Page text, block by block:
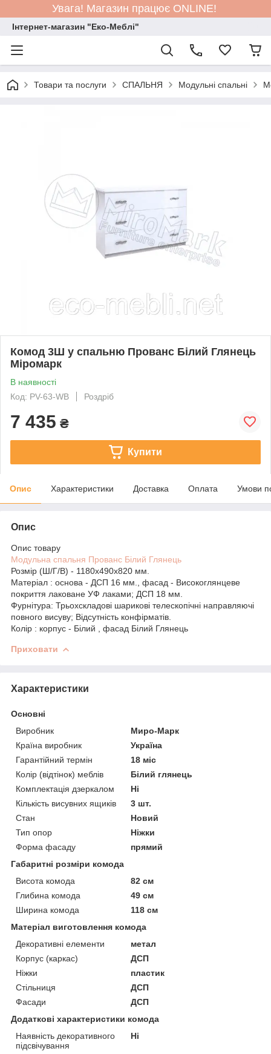
Увага! Магазин працює ONLINE!
Інтернет-магазин "Еко-Меблі"
Товари та послуги СПАЛЬНЯ Модульні спальні
Комод 3Ш у спальню Прованс Білий Глянець
Міромарк
В наявності
Код: PV-63-WB
Роздріб
7 435 ₴
Купити
Опис Характеристики Доставка Оплата Умови
Опис
Опис товару
Модульна спальня Прованс Білий Глянець
Розмір (Ш/Г/В) - 1180х490х820 мм.
Матеріал : основа - ДСП 16 мм., фасад - Високоглянцеве
покриття лаковане УФ лаками; ДСП 18 мм.
Фурнітура: Трьохскладові шарикові телескопічні направляючі
повного висуву; Відсутність конфірматів.
Колір : корпус - Білий , фасад Білий Глянець
Приховати
Характеристики
Основні
Виробник
Миро-Марк
Країна виробник
Україна
Гарантійний термін
18 міс
Колір (відтінок) меблів
Білий глянець
Комплектація дзеркалом
Ні
Кількість висувних ящиків
3 шт.
Стан
Новий
Тип опор
Ніжки
Форма фасаду
прямий
Габаритні розміри комода
Висота комода
82 см
Глибина комода
49 см
Ширина комода
118 см
Матеріал виготовлення комода
Декоративні елементи
метал
Корпус (каркас)
ДСП
Ніжки
пластик
Стільниця
ДСП
Фасади
ДСП
Додаткові характеристики комода
Наявність декоративного
підсвічування
Ні